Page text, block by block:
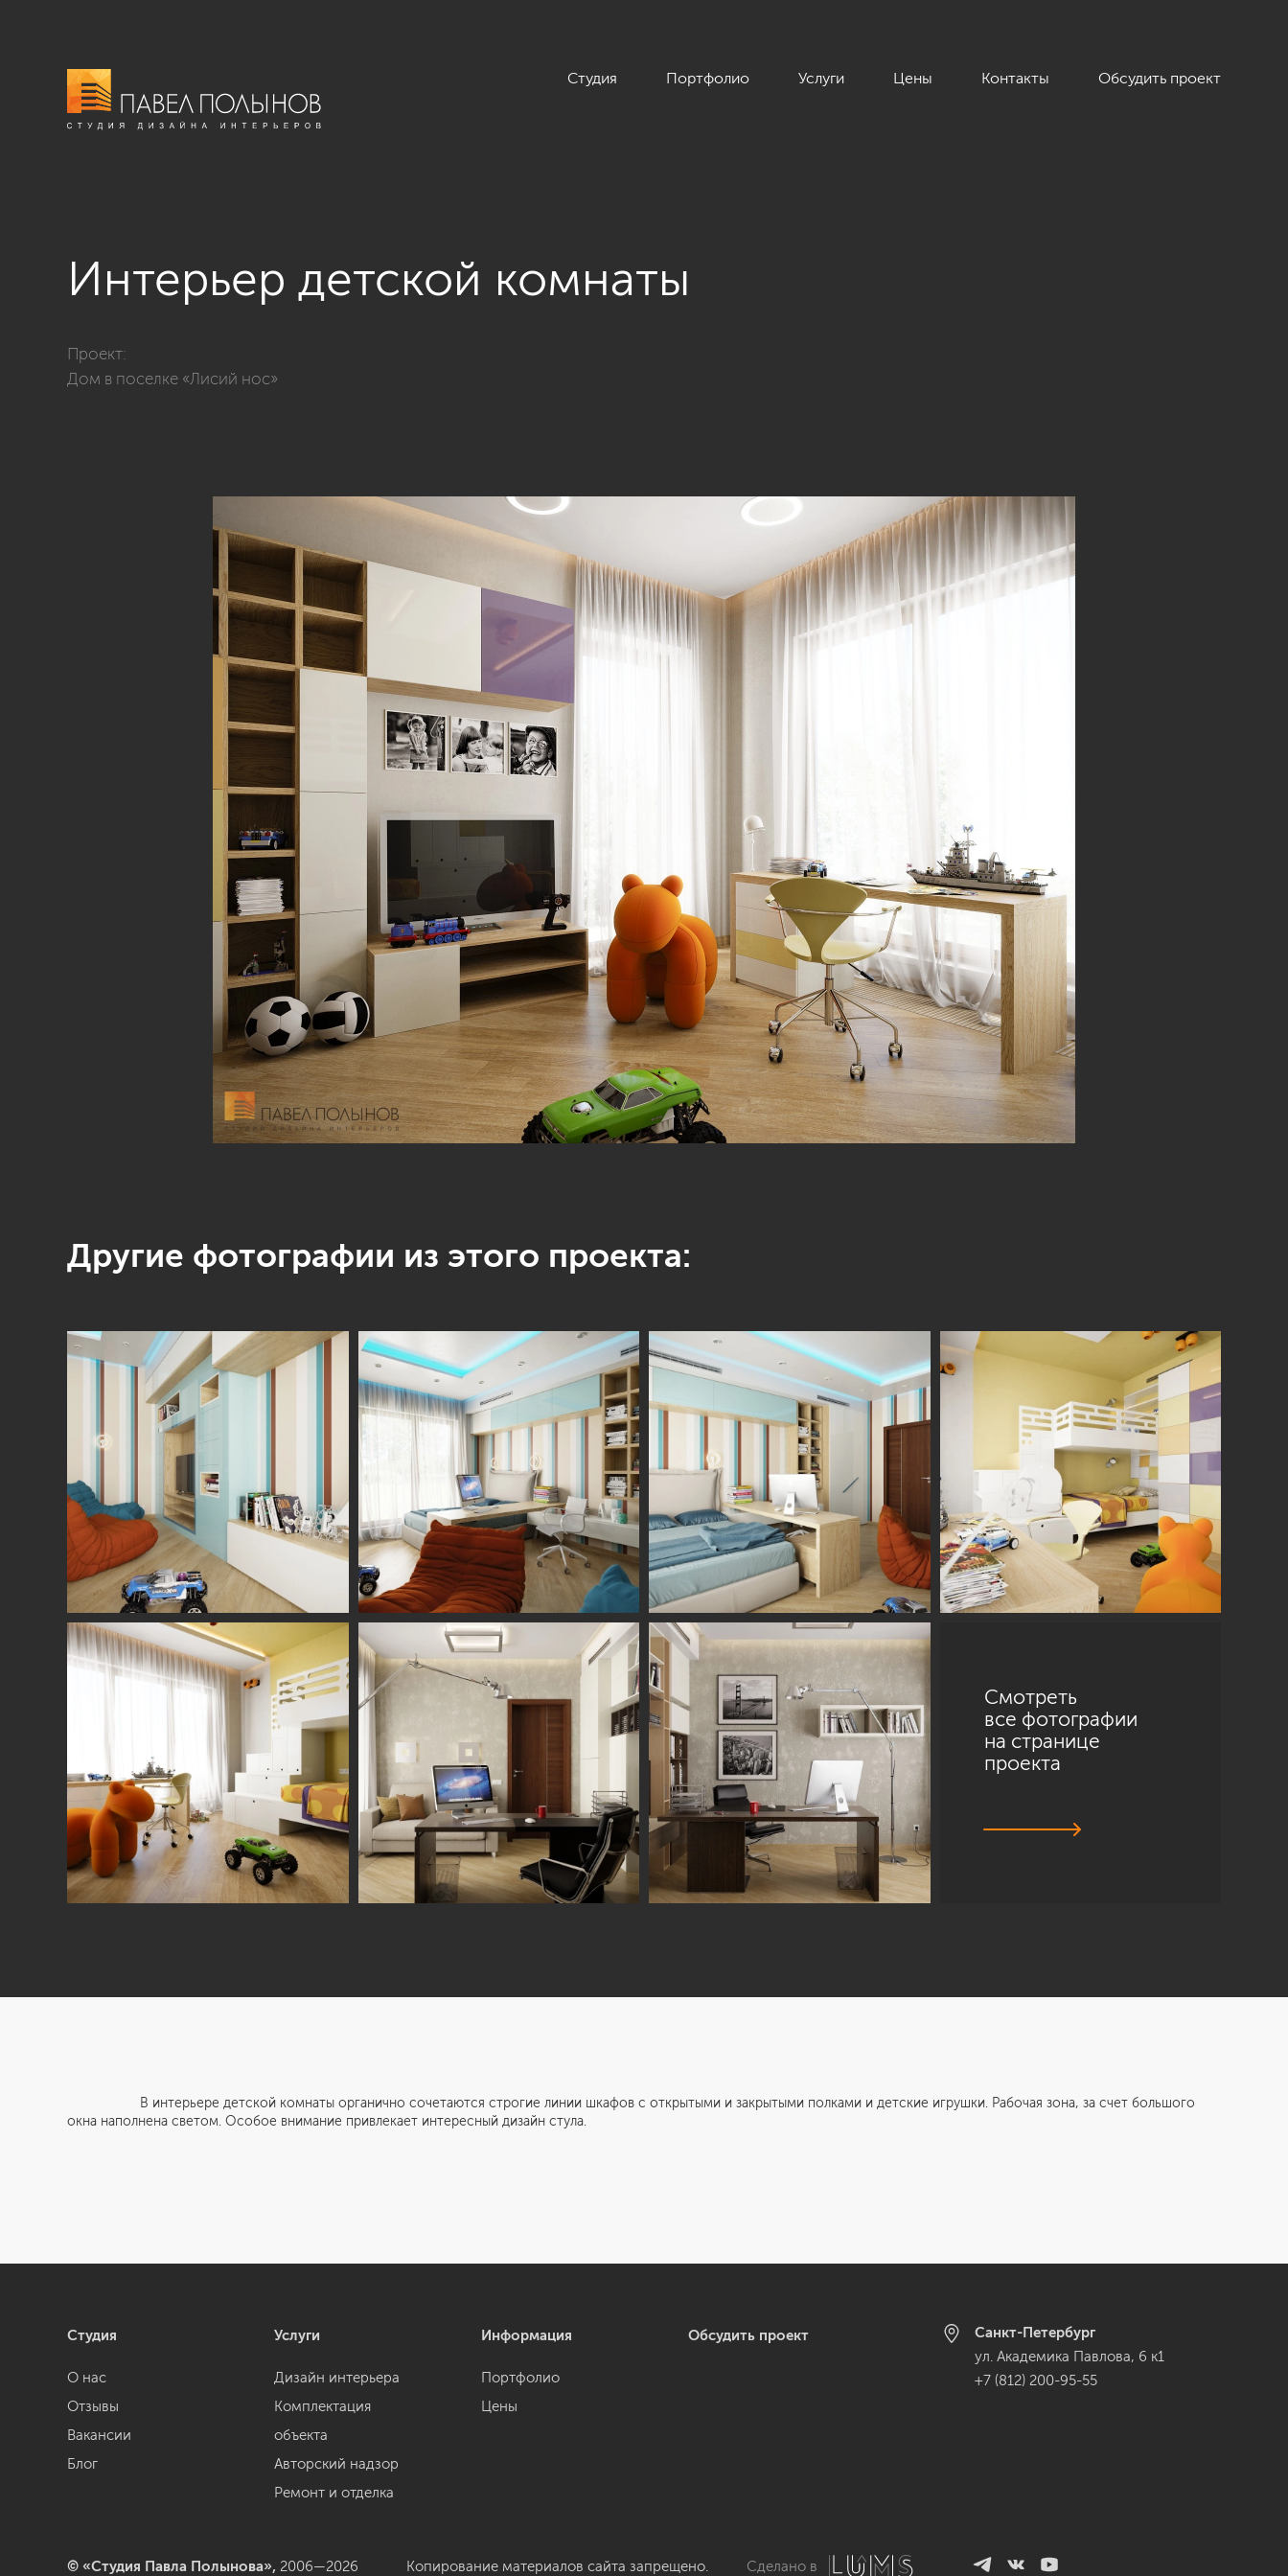
Студия Портфолио Услуги Цены Контакты Обсудить проект
Интерьер детской комнаты
Проект:
Дом в поселке «Лисий нос»
Другие фотографии из этого проекта:
Смотреть
все фотографии
на странице
проекта
В интерьере детской комнаты органично сочетаются строгие линии шкафов с открытыми и закрытыми полками и детские игрушки. Рабочая зона, за счет большого
окна наполнена светом. Особое внимание привлекает интересный дизайн стула.
Студия
О нас
Отзывы
Вакансии
Блог
Услуги
Дизайн интерьера
Комплектация
объекта
Авторский надзор
Ремонт и отделка
Информация
Портфолио
Цены
Обсудить проект
Санкт-Петербург
ул. Академика Павлова, 6 к1
+7 (812) 200-95-55
© «Студия Павла Полынова», 2006—2026 Копирование материалов сайта запрещено. Сделано в